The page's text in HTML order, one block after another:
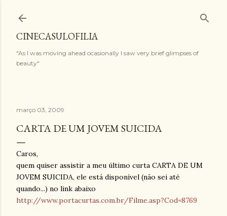
CINECASULOFILIA
"As I was moving ahead ocasionally I saw very brief glimpses of
beauty"
março 03, 2009
CARTA DE UM JOVEM SUICIDA
Caros,
quem quiser assistir a meu último curta CARTA DE UM
JOVEM SUICIDA, ele está disponível (não sei até
quando...) no link abaixo
http://www.portacurtas.com.br/Filme.asp?Cod=8769